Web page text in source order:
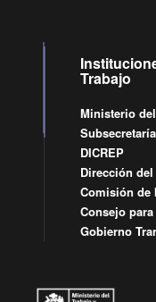
Trabajo
Ministerio
DICREP
Dirección
Comisión de
Consejo
Gobierno